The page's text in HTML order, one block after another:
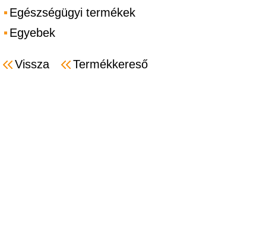
Egészségügyi termékek
Egyebek
Vissza Termékkereső